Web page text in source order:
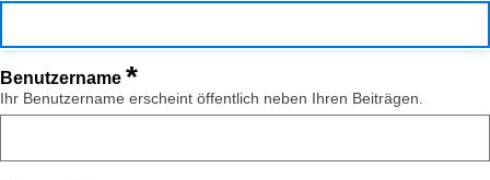
Benutzername *
Ihr Benutzername erscheint öffentlich neben Ihren Beiträgen.